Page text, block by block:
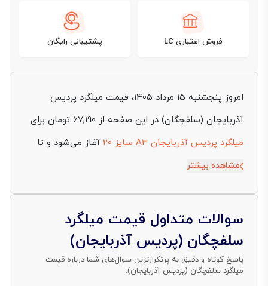
فروش اعتباری LC پشتیبانی رایگان
امروز پنجشنبه 15 مرداد 1405، قیمت میلگرد پردیس
آذربایجان (سلفچگان) در این صفحه از 67,190 تومان برای
میلگرد پردیس آذربایجان A3 سایز 20
آغاز می‌شود و تا
69,190 تومان برای
سفارش، تصویر روشن‌تری از وضعیت فعلی بازار داشته
باشید و برآورد دقیق‌تری از هزینه تأمین میلگرد برای پروژه
خود انجام دهید. جدول قیمت نیز به‌صورت روزانه
به‌روزرسانی می‌شود تا مقایسه میان سایزهای مختلف و
مشاهده بیشتر
سوالات متداول قیمت میلگرد
سلفچگان (پردیس آذربایجان)
پاسخ کوتاه و دقیق به پرتکرارترین سوال‌های شما درباره قیمت
میلگرد سلفچگان (پردیس آذربایجان).